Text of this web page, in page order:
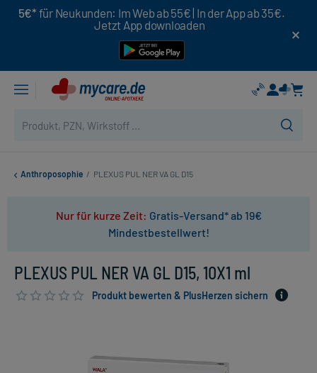
5€* für Neukunden: Im Web ab 55€ | In der App ab 35€.
Jetzt App downloaden
Anthroposophie / PLEXUS PUL NER VA GL D15
Nur für kurze Zeit: Gratis-Versand* ab 19€
Mindestbestellwert!
PLEXUS PUL NER VA GL D15, 10X1 ml
Produkt bewerten & PlusHerzen sichern